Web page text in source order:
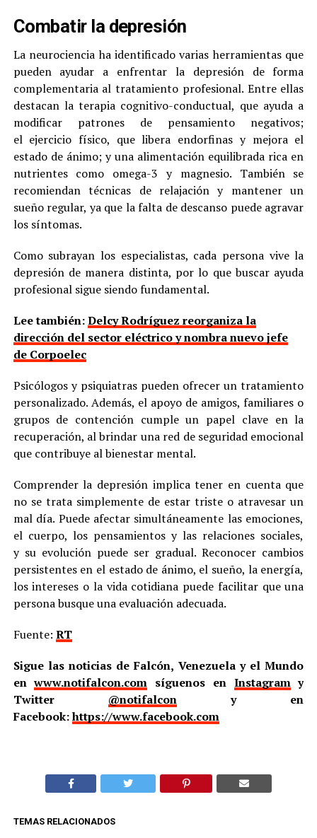
Combatir la depresión
La neurociencia ha identificado varias herramientas que
pueden ayudar a enfrentar la depresión de forma
complementaria al tratamiento profesional. Entre ellas
destacan la terapia cognitivo-conductual, que ayuda a
modificar patrones de pensamiento negativos;
el ejercicio físico, que libera endorfinas y mejora el
estado de ánimo; y una alimentación equilibrada rica en
nutrientes como omega-3 y magnesio. También se
recomiendan técnicas de relajación y mantener un
sueño regular, ya que la falta de descanso puede agravar
los síntomas.
Como subrayan los especialistas, cada persona vive la
depresión de manera distinta, por lo que buscar ayuda
profesional sigue siendo fundamental.
Lee también:Delcy Rodríguez reorganiza la
dirección del sector eléctrico y nombra nuevo jefe
de Corpoelec
Psicólogos y psiquiatras pueden ofrecer un tratamiento
personalizado. Además, el apoyo de amigos, familiares o
grupos de contención cumple un papel clave en la
recuperación, al brindar una red de seguridad emocional
que contribuye al bienestar mental.
Comprender la depresión implica tener en cuenta que
no se trata simplemente de estar triste o atravesar un
mal día. Puede afectar simultáneamente las emociones,
el cuerpo, los pensamientos y las relaciones sociales,
y su evolución puede ser gradual. Reconocer cambios
persistentes en el estado de ánimo, el sueño, la energía,
los intereses o la vida cotidiana puede facilitar que una
persona busque una evaluación adecuada.
Fuente: RT
Sigue las noticias de Falcón, Venezuela y el Mundo
enwww.notifalcon.com síguenos en Instagramy
Twitter @notifalcony en
Facebook:https://www.facebook.com
TEMAS RELACIONADOS